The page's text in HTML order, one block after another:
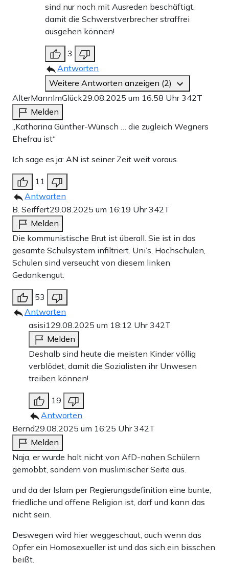
sind nur noch mit Ausreden beschäftigt,
damit die Schwerstverbrecher straffrei
ausgehen können!
3
Antworten
Weitere Antworten anzeigen (2)
AlterMannImGlück29.08.2025 um 16:58 Uhr342T
Melden
„Katharina Günther-Wünsch … die zugleich Wegners
Ehefrau ist“
Ich sage es ja: AN ist seiner Zeit weit voraus.
11
Antworten
B. Seiffert29.08.2025 um 16:19 Uhr342T
Melden
Die kommunistische Brut ist überall. Sie ist in das
gesamte Schulsystem infiltriert. Uni’s, Hochschulen,
Schulen sind verseucht von diesem linken
Gedankengut.
53
Antworten
asisi129.08.2025 um 18:12 Uhr342T
Melden
Deshalb sind heute die meisten Kinder völlig
verblödet, damit die Sozialisten ihr Unwesen
treiben können!
19
Antworten
Bernd29.08.2025 um 16:25 Uhr342T
Melden
Naja, er wurde halt nicht von AfD-nahen Schülern
gemobbt, sondern von muslimischer Seite aus.
und da der Islam per Regierungsdefinition eine bunte,
friedliche und offene Religion ist, darf und kann das
nicht sein.
Deswegen wird hier weggeschaut, auch wenn das
Opfer ein Homosexueller ist und das sich ein bisschen
beißt.